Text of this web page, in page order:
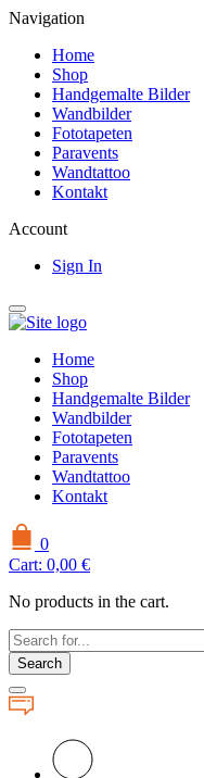
Navigation
Home
Shop
Handgemalte Bilder
Wandbilder
Fototapeten
Paravents
Wandtattoo
Kontakt
Account
Sign In
Home
Shop
Handgemalte Bilder
Wandbilder
Fototapeten
Paravents
Wandtattoo
Kontakt
0
Cart: 0,00 €
No products in the cart.
Search